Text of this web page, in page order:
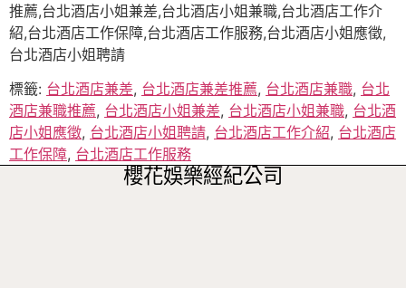
推薦,台北酒店小姐兼差,台北酒店小姐兼職,台北酒店工作介
紹,台北酒店工作保障,台北酒店工作服務,台北酒店小姐應徵,
台北酒店小姐聘請
標籤: 台北酒店兼差, 台北酒店兼差推薦, 台北酒店兼職, 台北
酒店兼職推薦, 台北酒店小姐兼差, 台北酒店小姐兼職, 台北酒
店小姐應徵, 台北酒店小姐聘請, 台北酒店工作介紹, 台北酒店
工作保障, 台北酒店工作服務
櫻花娛樂經紀公司